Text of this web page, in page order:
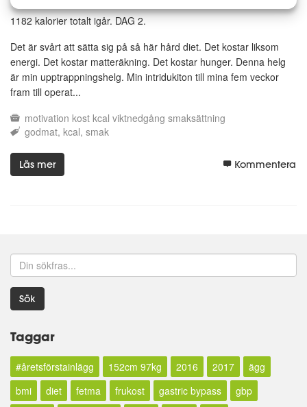
1182 kalorier totalt igår. DAG 2.
Det är svårt att sätta sig på så här hård diet. Det kostar liksom
energi. Det kostar matteräkning. Det kostar hunger. Denna helg
är min upptrappningshelg. Min intridukiton till mina fem veckor
fram till operat...
motivation kost kcal viktnedgång smaksättning
godmat kcal smak
Läs mer Kommentera
Sök
Taggar
#åretsförstainlägg 152cm 97kg 2016 2017
ägg
bmi
diet fetma frukost gastric bypass
gbp